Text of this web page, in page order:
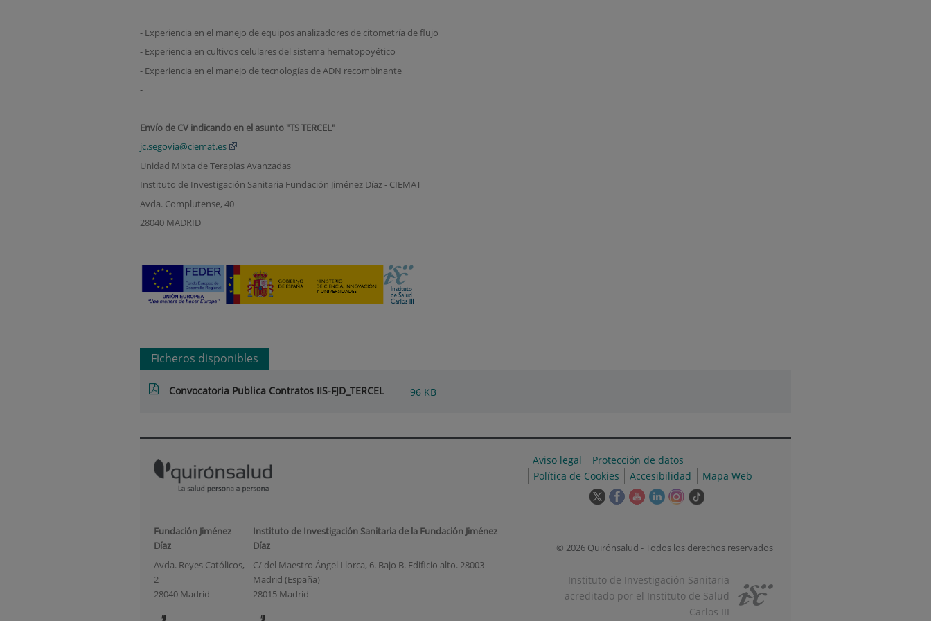
- Experiencia en el manejo de equipos analizadores de citometría de flujo
- Experiencia en cultivos celulares del sistema hematopoyético
- Experiencia en el manejo de tecnologías de ADN recombinante
-
Envío de CV indicando en el asunto "TS TERCEL"
jc.segovia@ciemat.es
Unidad Mixta de Terapias Avanzadas
Instituto de Investigación Sanitaria Fundación Jiménez Díaz - CIEMAT
Avda. Complutense, 40
28040 MADRID
Ficheros disponibles
Convocatoria Publica Contratos IIS-FJD_TERCEL 96 KB
Fundación Jiménez
Díaz
Avda. Reyes Católicos,
2
28040 Madrid
Instituto de Investigación Sanitaria de la Fundación Jiménez
Díaz
C/ del Maestro Ángel Llorca, 6. Bajo B. Edificio alto. 28003-
Madrid (España)
28015 Madrid
Aviso legal
Protección de datos
Política de Cookies
Accesibilidad Mapa Web
Este
en
ventana
nueva.
Este
en
ventana
nueva.
Este
en
ventana
nueva.
Este
en
ventana
nueva.
Este
en
ventana
nueva.
Enlace
externa.
© 2026 Quirónsalud - Todos los derechos reservados
Instituto de Investigación Sanitaria
acreditado por el Instituto de Salud
Carlos III